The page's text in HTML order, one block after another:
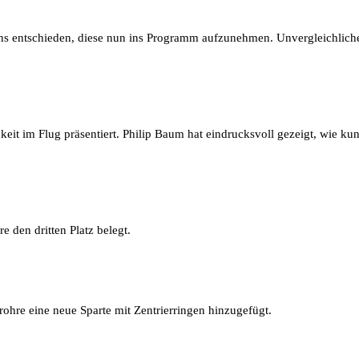
entschieden, diese nun ins Programm aufzunehmen.
im Flug präsentiert. Philip Baum hat eindrucksvoll gezeigt, wie
den dritten Platz belegt.
eine neue Sparte mit Zentrierringen hinzugefügt.